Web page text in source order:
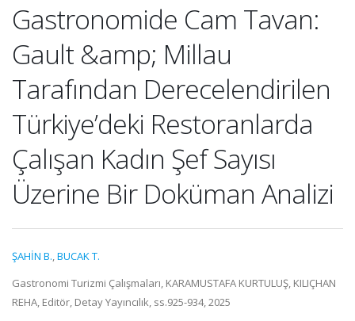
Gastronomide Cam Tavan:
Gault &amp; Millau
Tarafından Derecelendirilen
Türkiye’deki Restoranlarda
Çalışan Kadın Şef Sayısı
Üzerine Bir Doküman Analizi
ŞAHİN B.,BUCAK T.
Gastronomi Turizmi Çalışmaları, KARAMUSTAFA KURTULUŞ, KILIÇHAN
REHA, Editör, Detay Yayıncılık, ss.925-934, 2025